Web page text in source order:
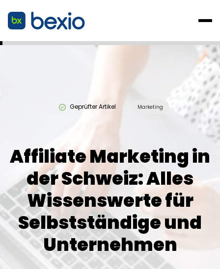
Geprüfter Artikel Marketing
Affiliate Marketing in
der Schweiz: Alles
Wissenswerte für
Selbstständige und
Unternehmen